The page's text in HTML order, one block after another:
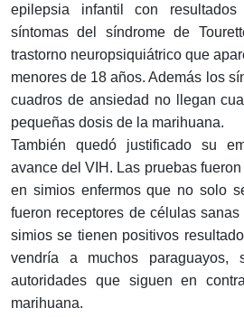
epilepsia infantil con
síntomas del síndrome de
trastorno neuropsiquiátrico que
menores de 18 años. Además los
cuadros de ansiedad no llegan
pequeñas dosis de la marihuana.
También quedó justificado su
avance del VIH. Las pruebas
en simios enfermos que no solo
fueron receptores de células
simios se tienen positivos
vendría a muchos paraguayos,
autoridades que siguen en
marihuana.